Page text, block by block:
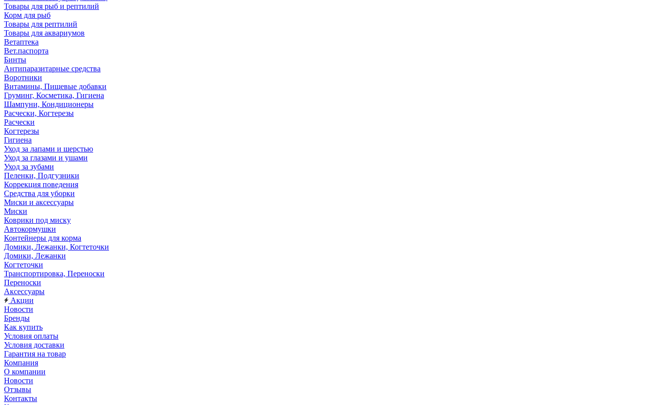
Товары для рыб и рептилий
Корм для рыб
Товары для рептилий
Товары для аквариумов
Ветаптека
Вет.паспорта
Бинты
Антипаразитарные средства
Воротники
Витамины, Пищевые добавки
Груминг, Косметика, Гигиена
Шампуни, Кондиционеры
Расчески, Когтерезы
Расчески
Когтерезы
Гигиена
Уход за лапами и шерстью
Уход за глазами и ушами
Уход за зубами
Пеленки, Подгузники
Коррекция поведения
Средства для уборки
Миски и аксессуары
Миски
Коврики под миску
Автокормушки
Контейнеры для корма
Домики, Лежанки, Когтеточки
Домики, Лежанки
Когтеточки
Транспортировка, Переноски
Переноски
Аксессуары
Акции
Новости
Бренды
Как купить
Условия оплаты
Условия доставки
Гарантия на товар
Компания
О компании
Новости
Отзывы
Контакты